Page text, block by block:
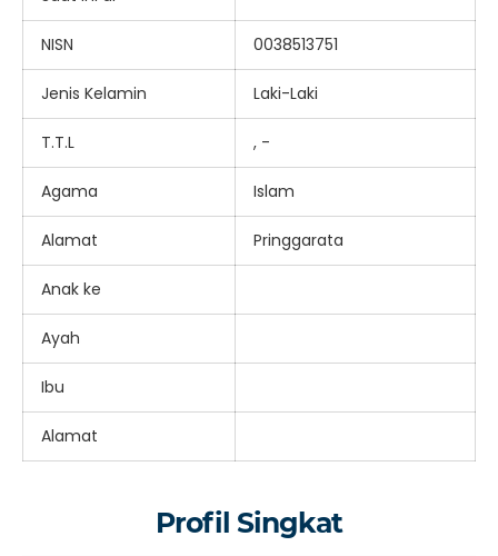
NISN 0038513751
Jenis Kelamin Laki-Laki
T.T.L , -
Agama Islam
Alamat Pringgarata
Anak ke
Ayah
Ibu
Alamat
Profil Singkat